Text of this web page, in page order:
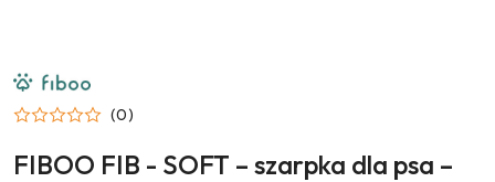
NAZWA
PRODUCENTA:
FIBOO
(0)
FIBOO FIB - SOFT – szarpka dla psa –